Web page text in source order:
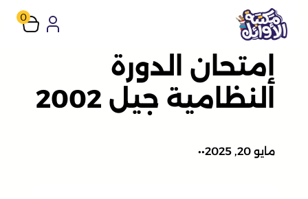
تخطى
إلى
المحتوى
0
إمتحان الدورة
النظامية جيل 2002
مايو 20, 2025 •
•